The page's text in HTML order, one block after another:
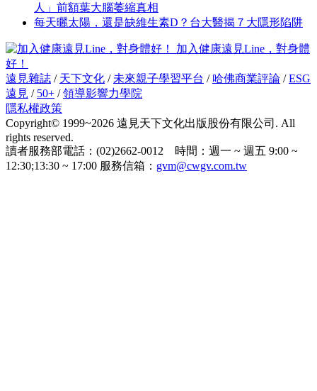
人」前額葉大腦萎縮真相
每天曬太陽，還是缺維生素D？台大醫揭７大隱形陷阱
加入健康遠見Line，對身體
好！
遠見雜誌 / 天下文化 / 未來親子學習平台 / 哈佛商業評論 /ESG
遠見 / 50+ /領導影響力學院
隱私權政策
Copyright© 1999~2026 遠見天下文化出版股份有限公司. All
rights reserved.
讀者服務部電話：(02)2662-0012 時間：週一 ~ 週五 9:00 ~
12:30;13:30 ~ 17:00 服務信箱： gvm@cwgv.com.tw